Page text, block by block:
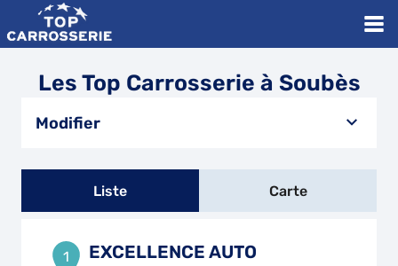
Les Top Carrosserie à Soubès
Modifier
Liste Carte
1 EXCELLENCE AUTO